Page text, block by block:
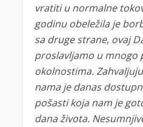
vratiti u normalne
godinu obeležila je
sa druge strane, ovaj
proslavljamo u mnogo
okolnostima.
nama je danas
pošasti koja nam je
dana života.